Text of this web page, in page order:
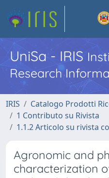
UniSa - IRIS
Research
IRIS
Catalogo Prodotti
1 Contributo su Rivista
1.1.2 Articolo su rivista
Agronomic and
characterization